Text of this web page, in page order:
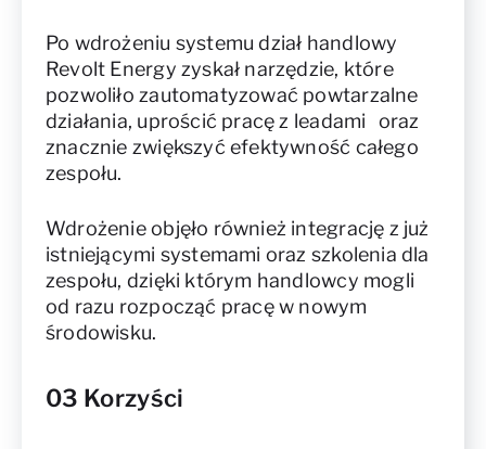
Po wdrożeniu systemu dział handlowy
Revolt Energy zyskał narzędzie, które
pozwoliło zautomatyzować powtarzalne
działania, uprościć pracę z leadami oraz
znacznie zwiększyć efektywność całego
zespołu.
Wdrożenie objęło również integrację z już
istniejącymi systemami oraz szkolenia dla
zespołu, dzięki którym handlowcy mogli
od razu rozpocząć pracę w nowym
środowisku.
03 Korzyści